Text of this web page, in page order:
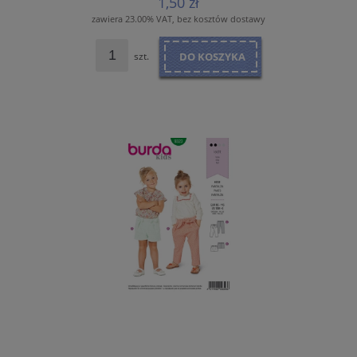
zawiera 23.00% VAT, bez kosztów dostawy
szt. DO KOSZYKA